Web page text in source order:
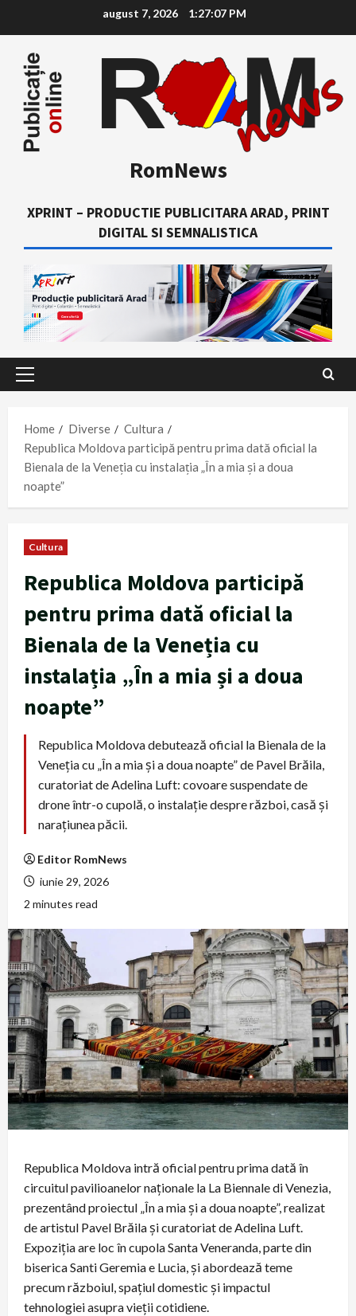
content
august 7, 2026 1:27:08 PM
RomNews
XPRINT – PRODUCTIE PUBLICITARA ARAD, PRINT
DIGITAL SI SEMNALISTICA
Primary
Home
Diverse
Cultura
Republica Moldova participă pentru prima dată oficial la
Bienala de la Veneția cu instalația „În a mia și a doua
noapte”
Cultura
Republica Moldova participă
pentru prima dată oficial la
Bienala de la Veneția cu
instalația „În a mia și a doua
noapte”
Republica Moldova debutează oficial la Bienala de la
Veneția cu „În a mia și a doua noapte” de Pavel Brăila,
curatoriat de Adelina Luft: covoare suspendate de
drone într-o cupolă, o instalație despre război, casă și
narațiunea păcii.
Editor RomNews
iunie 29, 2026
2 minutes read
Republica Moldova intră oficial pentru prima dată în
circuitul pavilioanelor naționale la La Biennale di Venezia,
prezentând proiectul „În a mia și a doua noapte”, realizat
de artistul Pavel Brăila și curatoriat de Adelina Luft.
Expoziția are loc în cupola Santa Veneranda, parte din
biserica Santi Geremia e Lucia, și abordează teme
precum războiul, spațiul domestic şi impactul
tehnologiei asupra vieţii cotidiene.